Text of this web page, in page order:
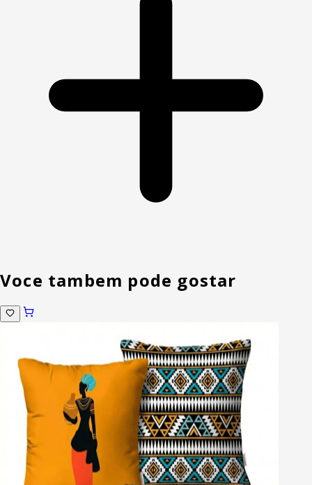
Voce tambem pode gostar